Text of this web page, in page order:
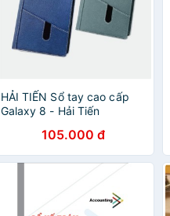
HẢI TIẾN Sổ tay cao cấp
Galaxy 8 - Hải Tiến
105.000 đ